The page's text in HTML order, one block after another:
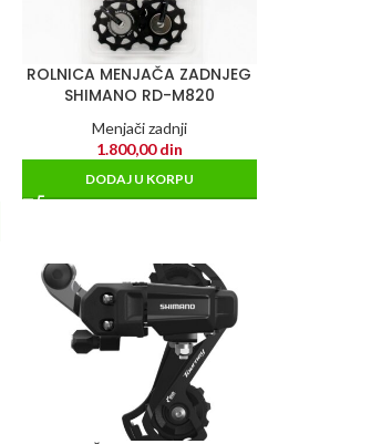
ROLNICA MENJAČA ZADNJEG
SHIMANO RD-M820
Menjači zadnji
1.800,00din
DODAJ U KORPU